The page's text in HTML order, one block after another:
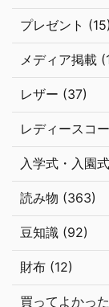
プレゼント (15)
メディア掲載
レザー (37)
レディースコ
入学式・入園
読み物 (363)
豆知識 (92)
財布 (12)
買ってよかっ